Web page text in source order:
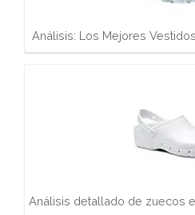
Análisis: Los Mejores
Análisis detallado de zuecos